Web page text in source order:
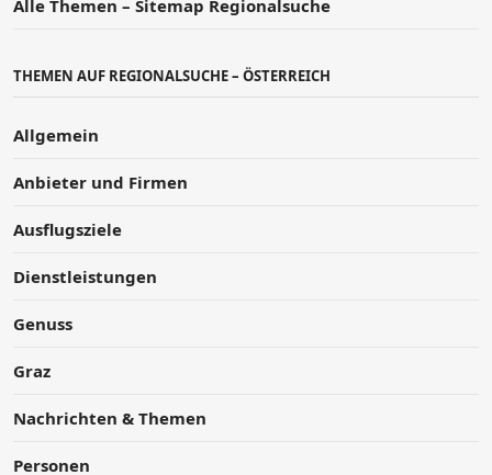
Alle Themen – Sitemap Regionalsuche
THEMEN AUF REGIONALSUCHE – ÖSTERREICH
Allgemein
Anbieter und Firmen
Ausflugsziele
Dienstleistungen
Genuss
Graz
Nachrichten & Themen
Personen